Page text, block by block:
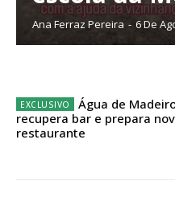
Sendo assinante terá acesso a
Ana Ferraz Pereira - 6 De
Água de
recupera bar e prepara
restaurante